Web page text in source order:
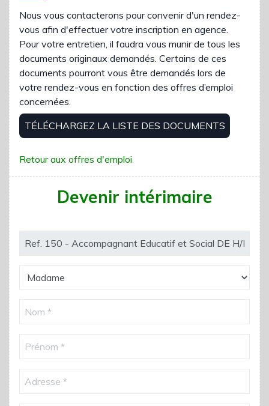
Nous vous contacterons pour convenir d'un rendez-
vous afin d'effectuer votre inscription en agence.
Pour votre entretien, il faudra vous munir de tous les
documents originaux demandés. Certains de ces
documents pourront vous être demandés lors de
votre rendez-vous en fonction des offres d’emploi
concernées.
TÉLÉCHARGEZ LA LISTE DES DOCUMENTS
Retour aux offres d'emploi
Devenir intérimaire